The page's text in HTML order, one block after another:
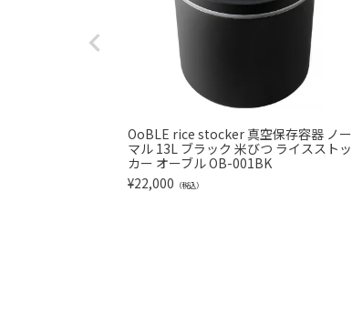
OoBLE rice stocker 真空保存容器 ノー
マル 13L ブラック 米びつ ライスストッ
カー オーブル OB-001BK
¥22,000 （税込）